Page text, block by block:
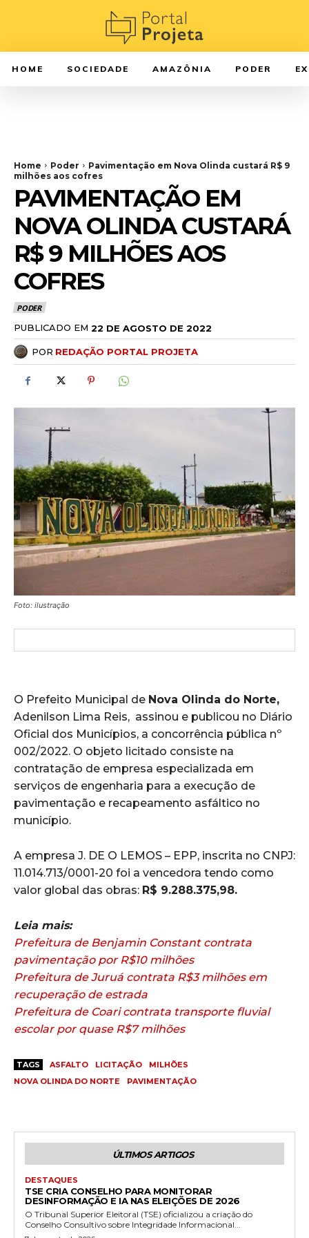
HOME SOCIEDADE AMAZÔNIA PODER
Home Poder
Pavimentação em Nova Olinda custará R$ 9
milhões aos cofres
PAVIMENTAÇÃO EM
NOVA OLINDA CUSTARÁ
R$ 9 MILHÕES AOS
COFRES
PODER
PUBLICADO EM 22 DE AGOSTO DE 2022
POR REDAÇÃO PORTAL PROJETA
Foto: ilustração
O Prefeito Municipal de Nova Olinda do Norte,
Adenilson Lima Reis, assinou e publicou no Diário
Oficial dos Municípios, a concorrência pública nº
002/2022. O objeto licitado consiste na
contratação de empresa especializada em
serviços de engenharia para a execução de
pavimentação e recapeamento asfáltico no
município.
A empresa J. DE O LEMOS – EPP, inscrita no CNPJ:
11.014.713/0001-20 foi a vencedora tendo como
valor global das obras: R$ 9.288.375,98.
Leia mais:
Prefeitura de Benjamin Constant contrata
pavimentação por R$10 milhões
Prefeitura de Juruá contrata R$3 milhões em
recuperação de estrada
Prefeitura de Coari contrata transporte fluvial
escolar por quase R$7 milhões
TAGS ASFALTO LICITAÇÃO
MILHÕES
NOVA OLINDA DO NORTE
PAVIMENTAÇÃO
ÚLTIMOS ARTIGOS
DESTAQUES
TSE CRIA CONSELHO PARA MONITORAR
DESINFORMAÇÃO E IA NAS ELEIÇÕES DE 2026
O Tribunal Superior Eleitoral (TSE) oficializou a criação do
Conselho Consultivo sobre Integridade Informacional...